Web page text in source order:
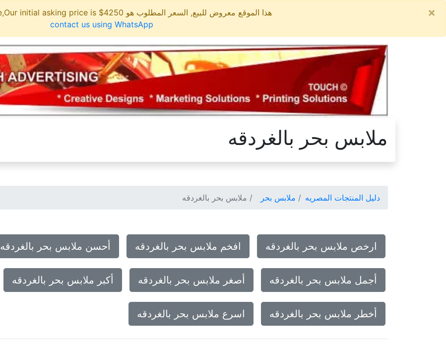
هذا الموقع معروض للبيع, السعر المطلوب هو 4250$ This site is for sale,Our initial asking price is
contact us using WhatsApp
×
ملابس بحر بالغردقه
دليل المنتجات المصريه ملابس بحر ملابس بحر بالغردقه
ارخص ملابس بحر بالغردقه افخم ملابس بحر بالغردقه أحسن ملابس بحر بالغردقه
أجمل ملابس بحر بالغردقه أصغر ملابس بحر بالغردقه أكبر ملابس بحر بالغردقه
أخطر ملابس بحر بالغردقه اسرع ملابس بحر بالغردقه